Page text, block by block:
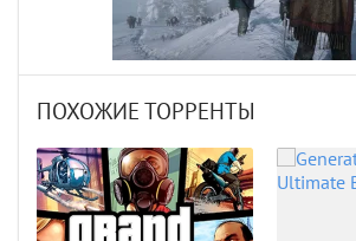
ПОХОЖИЕ ТОРРЕНТЫ